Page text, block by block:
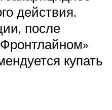
действия.
после
купать